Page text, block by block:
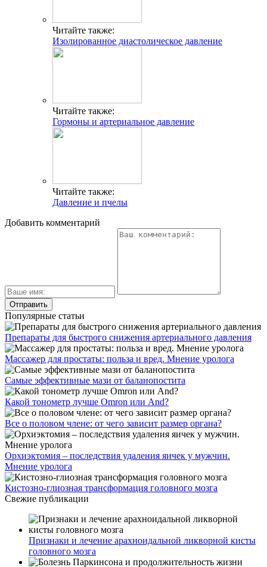
Читайте также:
Изолированное диастолическое давление
Читайте также:
Гормоны и артериальное давление
Читайте также:
Давление и пчелы
Добавить комментарий
Популярные статьи
Препараты для быстрого снижения артериального давления
Массажер для простаты: польза и вред. Мнение уролога
Самые эффективные мази от баланопостита
Какой тонометр лучше Omron или And?
Все о половом члене: от чего зависит размер органа?
Орхиэктомия – последствия удаления яичек у мужчин.
Мнение уролога
Кистозно-глиозная трансформация головного мозга
Свежие публикации
Признаки и лечение арахноидальной ликворной кисты
головного мозга